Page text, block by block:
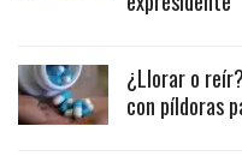
¿Llorar o
con píldoras